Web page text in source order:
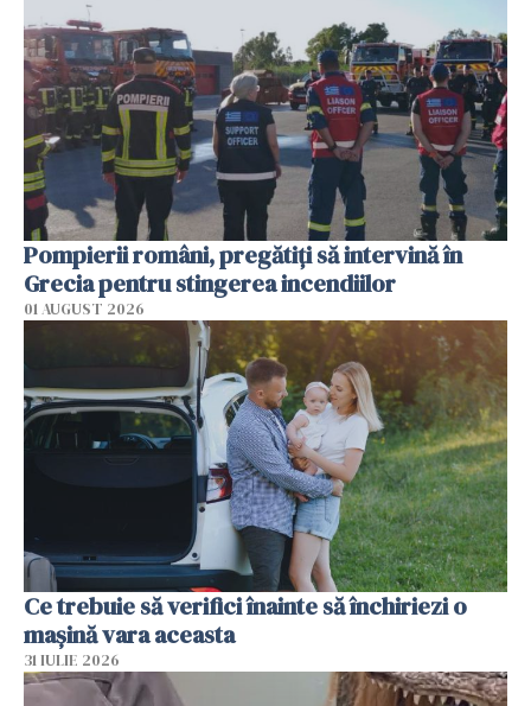
Pompierii români, pregătiţi să intervină în
Grecia pentru stingerea incendiilor
01 AUGUST 2026
Ce trebuie să verifici înainte să închiriezi o
mașină vara aceasta
31 IULIE 2026